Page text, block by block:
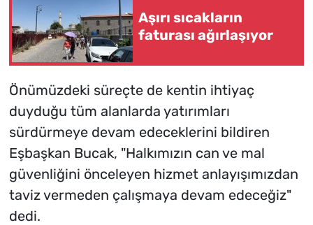
Aşırı sıcakların
faturası ağırlaşıyor
Önümüzdeki süreçte de kentin ihtiyaç
duyduğu tüm alanlarda yatırımları
sürdürmeye devam edeceklerini bildiren
Eşbaşkan Bucak, "Halkımızın can ve mal
güvenliğini önceleyen hizmet anlayışımızdan
taviz vermeden çalışmaya devam edeceğiz"
dedi.